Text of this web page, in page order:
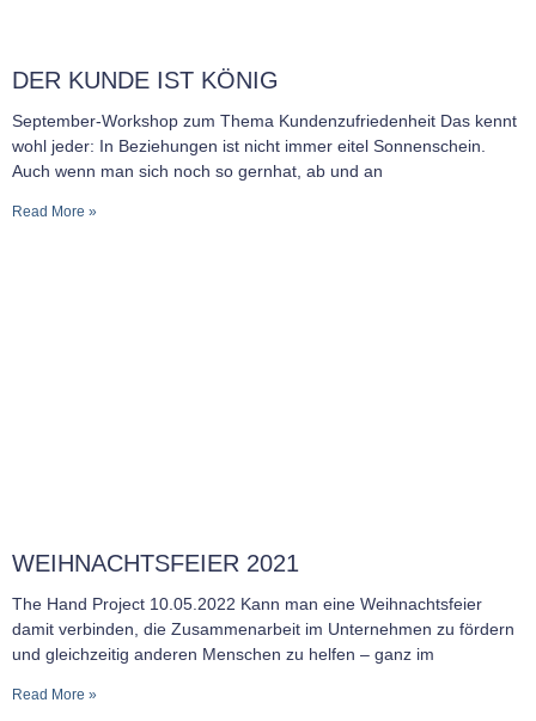
DER KUNDE IST KÖNIG
September-Workshop zum Thema Kundenzufriedenheit Das kennt
wohl jeder: In Beziehungen ist nicht immer eitel Sonnenschein.
Auch wenn man sich noch so gernhat, ab und an
Read More »
WEIHNACHTSFEIER 2021
The Hand Project 10.05.2022 Kann man eine Weihnachtsfeier
damit verbinden, die Zusammenarbeit im Unternehmen zu fördern
und gleichzeitig anderen Menschen zu helfen – ganz im
Read More »